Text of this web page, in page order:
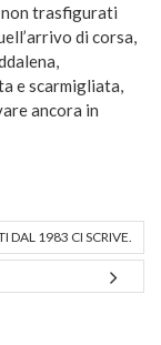
non trasfigurati
di corsa,
e scarmigliata,
ancora in
DAL 1983 CI SCRIVE.